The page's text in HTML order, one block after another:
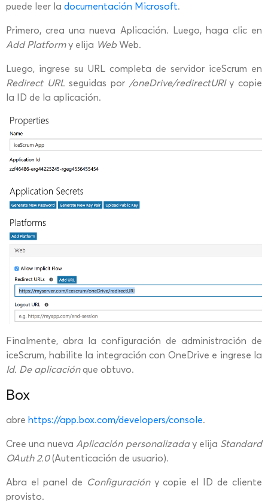
puede leer la documentación Microsoft.
Primero, crea una nueva Aplicación. Luego, haga clic en
Add Platformy elija Web Web.
Luego, ingrese su URL completa de servidor iceScrum en
Redirect URLseguidas por /oneDrive/redirectURIy copie
la ID de la aplicación.
Finalmente, abra la configuración de administración de
iceScrum, habilite la integración con OneDrive e ingrese la
Id. De aplicaciónque obtuvo.
Box
abre https://app.box.com/developers/console.
Cree una nueva Aplicación personalizaday elija Standard
OAuth 2.0(Autenticación de usuario).
Abra el panel de Configuracióny copie el ID de cliente
provisto.